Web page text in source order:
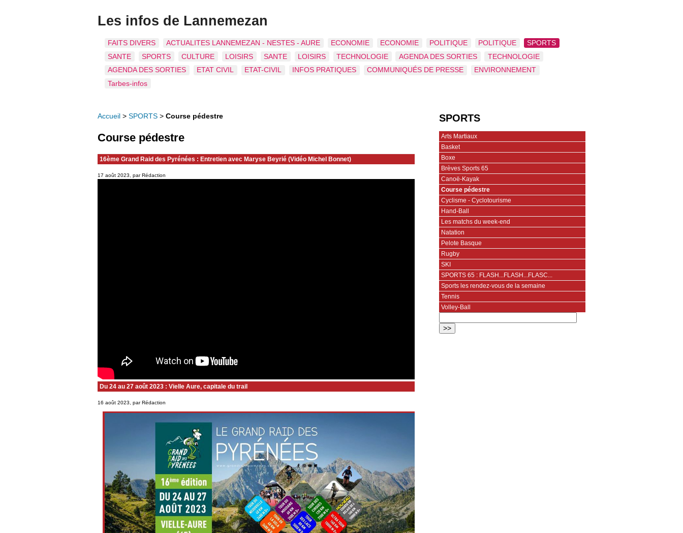
Les infos de Lannemezan
FAITS DIVERS ACTUALITES LANNEMEZAN - NESTES - AURE ECONOMIE ECONOMIE POLITIQUE POLITIQUE
SPORTS
SANTE
SPORTS CULTURE LOISIRS SANTE LOISIRS TECHNOLOGIE AGENDA DES SORTIES
TECHNOLOGIE
AGENDA DES SORTIES
ETAT CIVIL ETAT-CIVIL INFOS PRATIQUES COMMUNIQUÉS DE PRESSE
ENVIRONNEMENT
Tarbes-infos
Accueil > SPORTS > Course pédestre
Course pédestre
16ème Grand Raid des Pyrénées : Entretien avec Maryse Beyrié (Vidéo Michel Bonnet)
17 août 2023, par Rédaction
Du 24 au 27 août 2023 : Vielle Aure, capitale du trail
16 août 2023, par Rédaction
SPORTS
Arts Martiaux
Basket
Boxe
Brèves Sports 65
Canoë-Kayak
Course pédestre
Cyclisme - Cyclotourisme
Hand-Ball
Les matchs du week-end
Natation
Pelote Basque
Rugby
SKI
SPORTS 65 : FLASH...FLASH...FLASC...
Sports les rendez-vous de la semaine
Tennis
Volley-Ball